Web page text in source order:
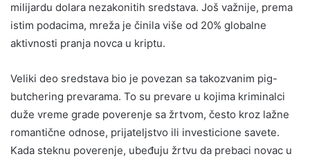
milijardu dolara nezakonitih sredstava. Još važnije, prema
istim podacima, mreža je činila više od 20% globalne
aktivnosti pranja novca u kriptu.
Veliki deo sredstava bio je povezan sa takozvanim pig-
butchering prevarama. To su prevare u kojima kriminalci
duže vreme grade poverenje sa žrtvom, često kroz lažne
romantične odnose, prijateljstvo ili investicione savete.
Kada steknu poverenje, ubeđuju žrtvu da prebaci novac u